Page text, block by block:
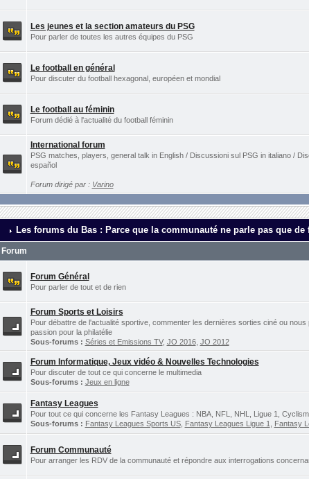
Les jeunes et la section amateurs du PSG
Pour parler de toutes les autres équipes du PSG
Le football en général
Pour discuter du football hexagonal, européen et mondial
Le football au féminin
Forum dédié à l'actualité du football féminin
International forum
PSG matches, players, general talk in English / Discussioni sul PSG in italiano /
español
Forum dirigé par : Varino
Les forums du Bas : Parce que la communauté ne parle pas que de
Forum
Forum Général
Pour parler de tout et de rien
Forum Sports et Loisirs
Pour débattre de l'actualité sportive, commenter les dernières sorties ciné ou nous
passion pour la philatélie
Sous-forums : Séries et Emissions TV, JO 2016, JO 2012
Forum Informatique, Jeux vidéo & Nouvelles Technologies
Pour discuter de tout ce qui concerne le multimedia
Sous-forums : Jeux en ligne
Fantasy Leagues
Pour tout ce qui concerne les Fantasy Leagues : NBA, NFL, NHL, Ligue 1,
Sous-forums : Fantasy Leagues Sports US, Fantasy Leagues Ligue 1 Fantasy
Forum Communauté
Pour arranger les RDV de la communauté et répondre aux interrogations